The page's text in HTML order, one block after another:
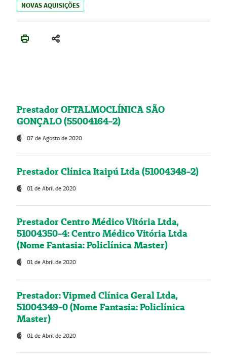
NOVAS AQUISIÇÕES
Prestador OFTALMOCLÍNICA SÃO
GONÇALO (55004164-2)
07 de Agosto de 2020
Prestador Clínica Itaipú Ltda (51004348-2)
01 de Abril de 2020
Prestador Centro Médico Vitória Ltda,
51004350-4: Centro Médico Vitória Ltda
(Nome Fantasia: Policlínica Master)
01 de Abril de 2020
Prestador: Vipmed Clínica Geral Ltda,
51004349-0 (Nome Fantasia: Policlínica
Master)
01 de Abril de 2020